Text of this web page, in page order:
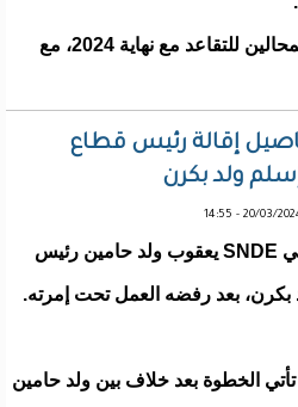
وفي ما يلي قائمة الجنرالات المحالين للتقاعد مع نهاية 2024، مع
إقالة رئيس قطاع
أقال المدير التجاري بالوكالة في SNDE يعقوب ولد حامين رئيس
بعد رفضه العمل تحت إمرته.
الخطوة بعد خلاف بين ولد حامين